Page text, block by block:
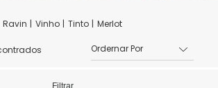
Vinho Tinto Merlot
Filtrar